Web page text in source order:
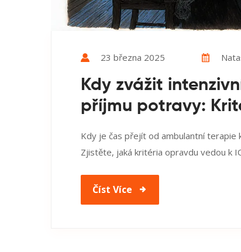
23 března 2025
Kdy zvážit
příjmu potravy:
Kdy je čas přejít od ambulantní
Zjistěte, jaká kritéria opravdu vedou k
Číst Více